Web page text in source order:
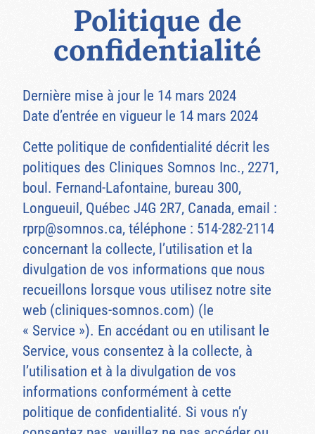
Politique de
confidentialité
Dernière mise à jour le 14 mars 2024
Date d’entrée en vigueur le 14 mars 2024
Cette politique de confidentialité décrit les
politiques des Cliniques Somnos Inc., 2271,
boul. Fernand-Lafontaine, bureau 300,
Longueuil, Québec J4G 2R7, Canada, email :
rprp@somnos.ca, téléphone : 514-282-2114
concernant la collecte, l’utilisation et la
divulgation de vos informations que nous
recueillons lorsque vous utilisez notre site
web (cliniques-somnos.com) (le
« Service »). En accédant ou en utilisant le
Service, vous consentez à la collecte, à
l’utilisation et à la divulgation de vos
informations conformément à cette
politique de confidentialité. Si vous n’y